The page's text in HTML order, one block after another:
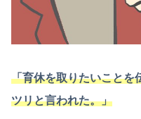
「育休を取りたいことを
ツリと言われた。」